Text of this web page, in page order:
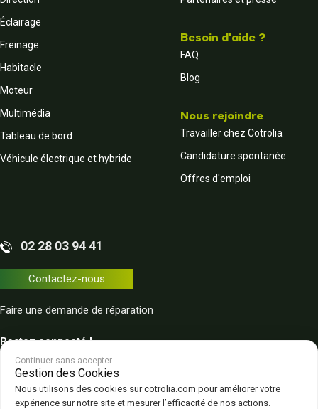
Éclairage
Freinage
Habitacle
Moteur
Multimédia
Tableau de bord
Véhicule électrique et hybride
Besoin d'aide ?
FAQ
Blog
Nous rejoindre
Travailler chez Cotrolia
Candidature spontanée
Offres d'emploi
02 28 03 94 41
Contactez-nous
Faire une demande de réparation
Restez connecté !
Continuer sans accepter
Gestion des Cookies
Nous utilisons des cookies sur cotrolia.com pour améliorer votre
expérience sur notre site et mesurer l’efficacité de nos actions.